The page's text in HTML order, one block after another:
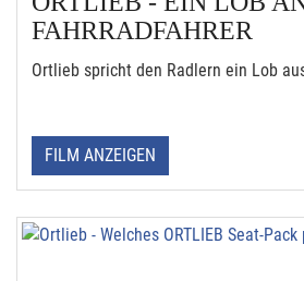
FAHRRADFAHRER
Ortlieb spricht den Radlern ein Lob
FILM ANZEIGEN